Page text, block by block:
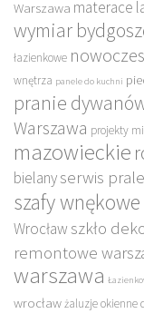
Warszawa materace
wymiar
łazienkowe
wnętrza panele do kuchni
pranie
Warszawa projekty
mazowieckie
bielanyserwis
szafy
Wrocław szkło
remontowe
warszawa
wrocławżaluzje okienne